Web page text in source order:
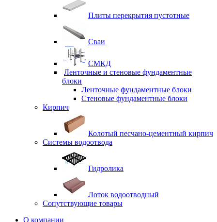
Плиты перекрытия пустотные
Сваи
СМКД
Ленточные и стеновые фундаментные
блоки
Ленточные фундаментные блоки
Стеновые фундаментные блоки
Кирпич
Колотый песчано-цементный кирпич
Системы водоотвода
Гидролика
Лоток водоотводный
Сопутствующие товары
О компании